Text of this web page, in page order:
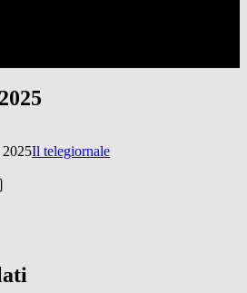
2025Il telegiornale